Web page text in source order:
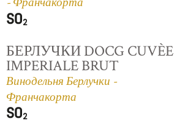
БЕРЛУЧКИ DOCG CUVÈE
IMPERIALE BRUT
Винодельня Берлучки -
Франчакорта